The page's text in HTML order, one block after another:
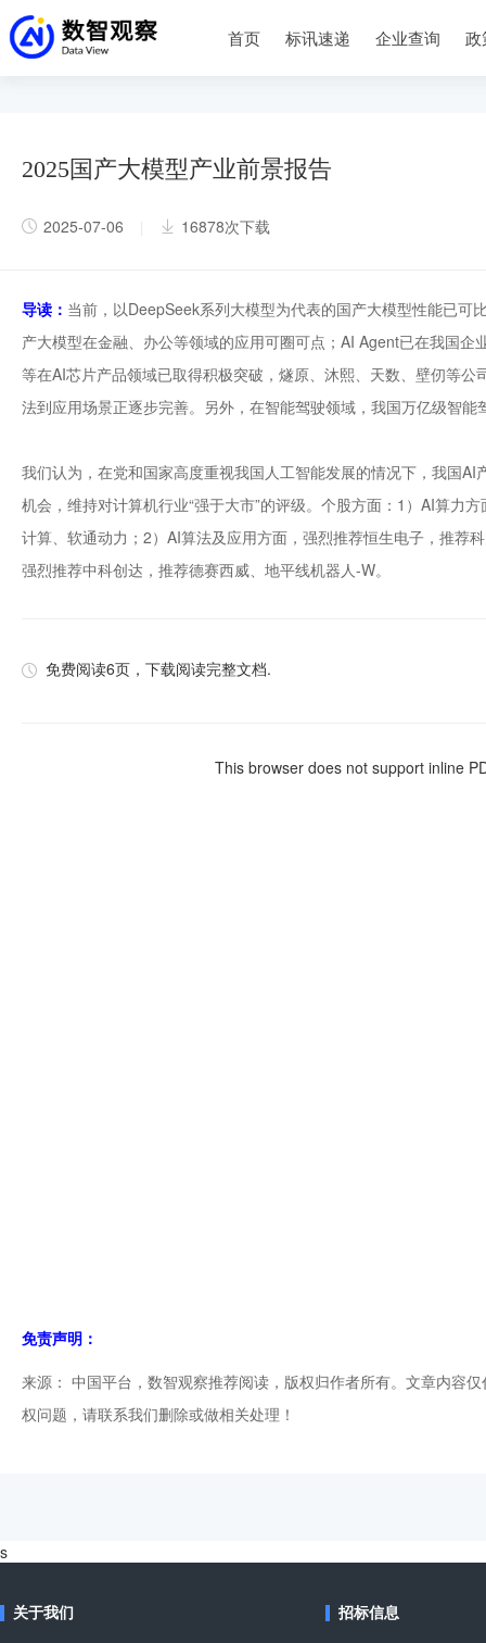
首页 标讯速递 企业查询 政
2025国产大模型产业前景报告
2025-07-06 16878次下载
导读： 当前，以DeepSeek系列大模型为代表的国产大模型性能已可
产大模型在金融、办公等领域的应用可圈可点；AI Agent已在我国
等在AI芯片产品领域已取得积极突破，燧原、沐熙、天数、壁仞等
法到应用场景正逐步完善。另外，在智能驾驶领域，我国万亿级智
我们认为，在党和国家高度重视我国人工智能发展的情况下，我国
机会，维持对计算机行业“强于大市”的评级。个股方面：1）AI算力
计算、软通动力；2）AI算法及应用方面，强烈推荐恒生电子，推荐
强烈推荐中科创达，推荐德赛西威、地平线机器人-W。
免费阅读6页，下载阅读完整文档.
This browser does not support inline
免责声明：
来源： 中国平台，数智观察推荐阅读，版权归作者所有。文章内容
权问题，请联系我们删除或做相关处理！
s
关于我们 招标信息